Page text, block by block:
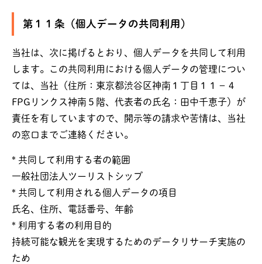
第１１条（個人データの共同利用）
当社は、次に掲げるとおり、個人データを共同して利用
します。この共同利用における個人データの管理につい
ては、当社（住所：東京都渋谷区神南１丁目１１－４
FPGリンクス神南５階、代表者の氏名：田中千恵子）が
責任を有していますので、開示等の請求や苦情は、当社
の窓口までご連絡ください。
* 共同して利用する者の範囲
一般社団法人ツーリストシップ
* 共同して利用される個人データの項目
氏名、住所、電話番号、年齢
* 利用する者の利用目的
持続可能な観光を実現するためのデータリサーチ実施の
ため